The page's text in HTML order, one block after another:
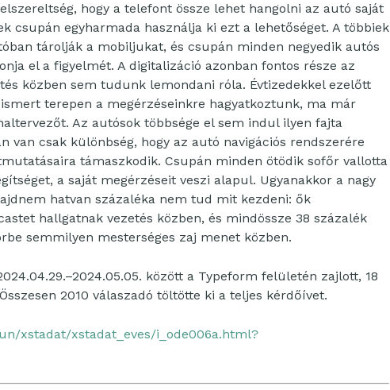
hogy a telefont össze lehet hangolni az autó saját
csupán egyharmada használja ki ezt a lehetőséget. A többiek
tárolják a mobiljukat, és csupán minden negyedik autós
el a figyelmét. A digitalizáció azonban fontos része az
közben sem tudunk lemondani róla. Évtizedekkel ezelőtt
terepen a megérzéseinkre hagyatkoztunk, ma már
Az autósok többsége el sem indul ilyen fajta
van csak különbség, hogy az autó navigációs rendszerére
támaszkodik. Csupán minden ötödik sofőr vallotta
a saját megérzéseit veszi alapul. Ugyanakkor a nagy
hatvan százaléka nem tud mit kezdeni: ők
hallgatnak vezetés közben, és mindössze 38 százalék
semmilyen mesterséges zaj menet közben.
között a Typeform felületén zajlott, 18
2010 válaszadó töltötte ki a teljes kérdőívet.
xstadat/xstadat_eves/i_ode006a.html?